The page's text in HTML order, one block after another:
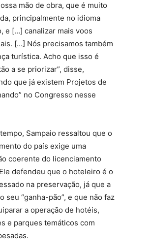
mão de obra, que é muito
principalmente no idioma
e […] canalizar mais voos
[…] Nós precisamos também
turística. Acho que isso é
a se priorizar”, disse,
que já existem Projetos de
no Congresso nesse
Sampaio ressaltou que o
do país exige uma
coerente do licenciamento
defendeu que o hoteleiro é o
na preservação, já que a
seu “ganha-pão”, e que não faz
a operação de hotéis,
e parques temáticos com